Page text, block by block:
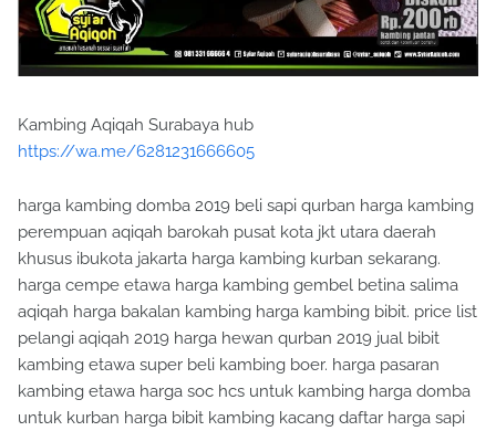
Kambing Aqiqah Surabaya hub
https://wa.me/6281231666605
harga kambing domba 2019 beli sapi qurban harga kambing
perempuan aqiqah barokah pusat kota jkt utara daerah
khusus ibukota jakarta harga kambing kurban sekarang.
harga cempe etawa harga kambing gembel betina salima
aqiqah harga bakalan kambing harga kambing bibit. price list
pelangi aqiqah 2019 harga hewan qurban 2019 jual bibit
kambing etawa super beli kambing boer. harga pasaran
kambing etawa harga soc hcs untuk kambing harga domba
untuk kurban harga bibit kambing kacang daftar harga sapi